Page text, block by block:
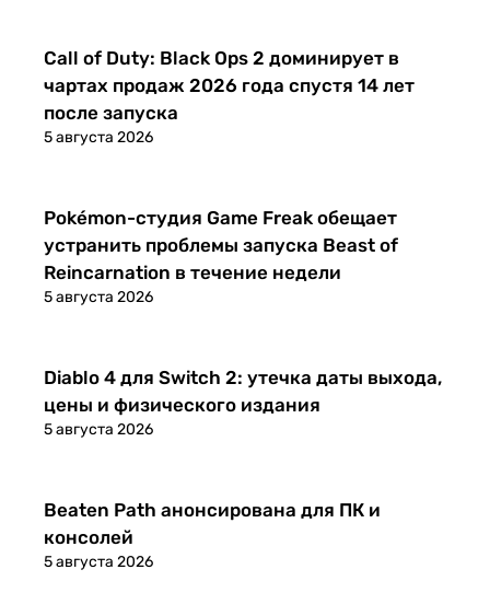
Новости
5 августа 2026
Call of Duty: Black Ops 2 доминирует в
чартах продаж 2026 года спустя 14 лет
после запуска
Новости
5 августа 2026
Pokémon-студия Game Freak обещает
устранить проблемы запуска Beast of
Reincarnation в течение недели
Новости
5 августа 2026
Diablo 4 для Switch 2: утечка даты выхода,
цены и физического издания
Новости
5 августа 2026
Beaten Path анонсирована для ПК и
консолей